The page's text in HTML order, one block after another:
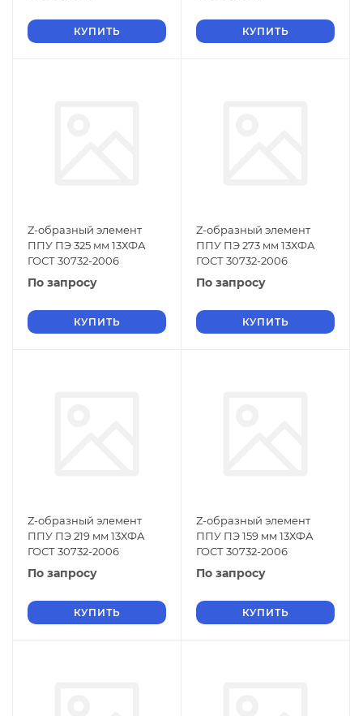
КУПИТЬ КУПИТЬ
Z-образный элемент
ППУ ПЭ 325 мм 13ХФА
ГОСТ 30732-2006
По запросу
КУПИТЬ
Z-образный элемент
ППУ ПЭ 273 мм 13ХФА
ГОСТ 30732-2006
По запросу
КУПИТЬ
Z-образный элемент
ППУ ПЭ 219 мм 13ХФА
ГОСТ 30732-2006
По запросу
КУПИТЬ
Z-образный элемент
ППУ ПЭ 159 мм 13ХФА
ГОСТ 30732-2006
По запросу
КУПИТЬ